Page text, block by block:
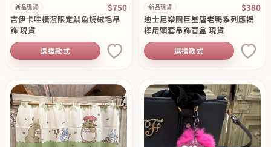
新品現貨 $750
吉伊卡哇橫濱限定鯛魚燒絨毛吊
飾 現貨
選擇款式
新品現貨 $380
迪士尼樂園巨星唐老鴨系列應援
棒用頭套吊飾盲盒 現貨
選擇款式